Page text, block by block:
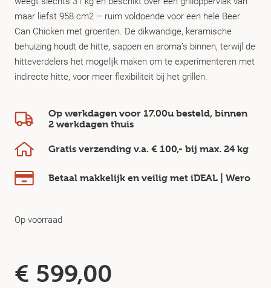
maar liefst 958 cm2 – ruim voldoende voor een hele Beer
Can Chicken met groenten. De dikwandige, keramische
behuizing houdt de hitte, sappen en aroma’s binnen, terwijl de
hitteverdelers het mogelijk maken om te experimenteren met
indirecte hitte, voor meer flexibiliteit bij het grillen.
Op werkdagen voor 17.00u besteld, binnen
2 werkdagen thuis
Gratis verzending v.a. € 100,- bij max. 24 kg
Betaal makkelijk en veilig met iDEAL | Wero
Op voorraad
€ 599,00